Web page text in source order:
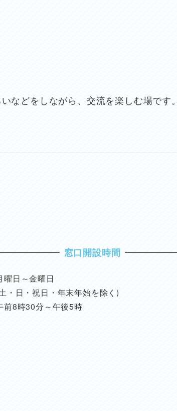
などをしながら、交流を楽しむ場です。
窓口開設時間
曜日～金曜日
・日・祝日・年末年始を除く)
前8時30分～午後5時